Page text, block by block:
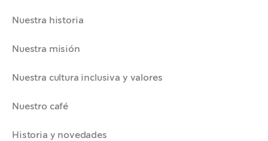
Nuestra historia
Nuestra misión
Nuestra cultura inclusiva y valores
Nuestro café
Historia y novedades